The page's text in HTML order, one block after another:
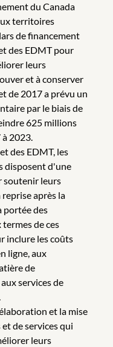
du Canada
territoires
de financement
des EDMT pour
leurs
et à conserver
de 2017 a prévu un
par le biais de
625 millions
2023.
des EDMT, les
disposent d'une
soutenir leurs
après la
portée des
de ces
inclure les coûts
ligne, aux
de
services de
et la mise
de services qui
leurs